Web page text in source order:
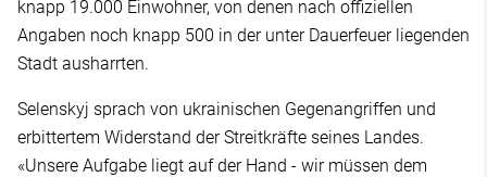
knapp 19.000 Einwohner, von denen nach offiziellen
Angaben noch knapp 500 in der unter Dauerfeuer liegenden
Stadt ausharrten.
Selenskyj sprach von ukrainischen Gegenangriffen und
erbittertem Widerstand der Streitkräfte seines Landes.
«Unsere Aufgabe liegt auf der Hand - wir müssen dem